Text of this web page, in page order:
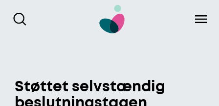
Støttet selvstændig